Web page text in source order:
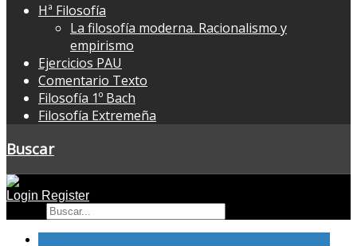
Hª Filosofía
La filosofía moderna. Racionalismo y
empirismo
Ejercicios PAU
Comentario Texto
Filosofía 1º Bach
Filosofía Extremeña
Buscar
Login Register